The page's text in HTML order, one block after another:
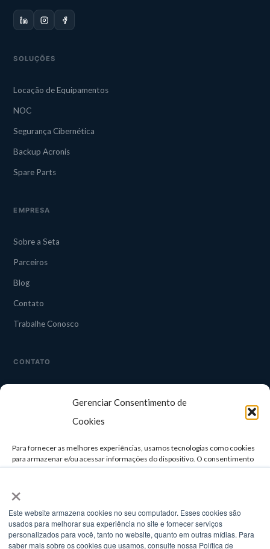
×
Este website armazena cookies no seu computador. Esses cookies são
usados ​​para melhorar sua experiência no site e fornecer serviços
personalizados para você, tanto no website, quanto em outras mídias. Para
saber mais sobre os cookies que usamos, consulte nossa Política de
Gerenciar Consentimento de
Cookies
Para fornecer as melhores experiências, usamos tecnologias como cookies
para armazenar e/ou acessar informações do dispositivo. O consentimento
para essas tecnologias nos permitirá processar dados como comportamento
consentimento pode afetar negativamente certos recursos e funções.
ACEITAR
SOLUÇÕES
Locação de Equipamentos
NOC
Segurança Cibernética
Backup Acronis
Spare Parts
EMPRESA
Sobre a Seta
Parceiros
Blog
Contato
Trabalhe Conosco
CONTATO
Rua Guapuruvu, 242 — 3° andar
Alphaville, Campinas/SP
TELEFONE
(11) 3958-4929 / (11) 3957-0498
comercial@setatelecom.com.br
© 2025 Seta Telecom. Todos os direitos reservados.